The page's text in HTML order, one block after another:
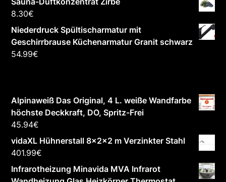
8.30€
Niederdruck Spültischarmatur mit
Geschirrbrause Küchenarmatur Granit schwarz
54.99€
Alpinaweiß Das Original, 4 L. weiße Wandfarbe
höchste Deckkraft, DO, Spritz-Frei
45.94€
vidaXL Hühnerstall 8x2x2 m Verzinkter Stahl
401.99€
Infrarotheizung Minavida MVA Infrarot